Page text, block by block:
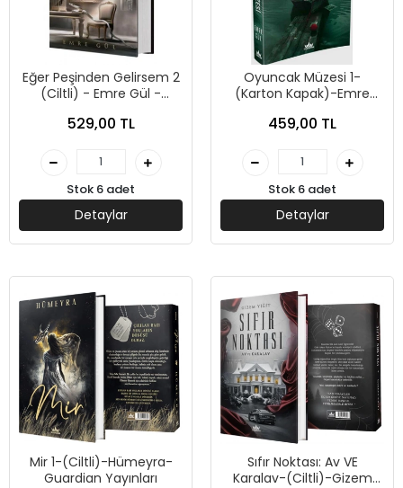
Eğer Peşinden Gelirsem 2
(Ciltli) - Emre Gül -
529,00 TL
Stok 6 adet
Detaylar
Oyuncak Müzesi 1-
(Karton Kapak)-Emre
459,00 TL
Stok 6 adet
Detaylar
Mir 1-(Ciltli)-Hümeyra-
Guardian Yayınları
Sıfır Noktası: Av VE
Karalav-(Ciltli)-Gizem